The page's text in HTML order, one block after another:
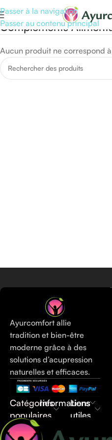
Passer à la navigation
Passer au contenu principal
Compléments
Aucun produit ne correspond
Ayurcomfort allie
tradition et bien-être
moderne grâce à des
solutions d’acupression
naturelles et efficaces.
Catégories
populaires
Informations
Liens
utiles